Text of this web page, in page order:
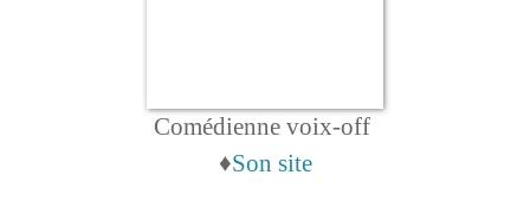
Comédienne voix-off
♦Son site